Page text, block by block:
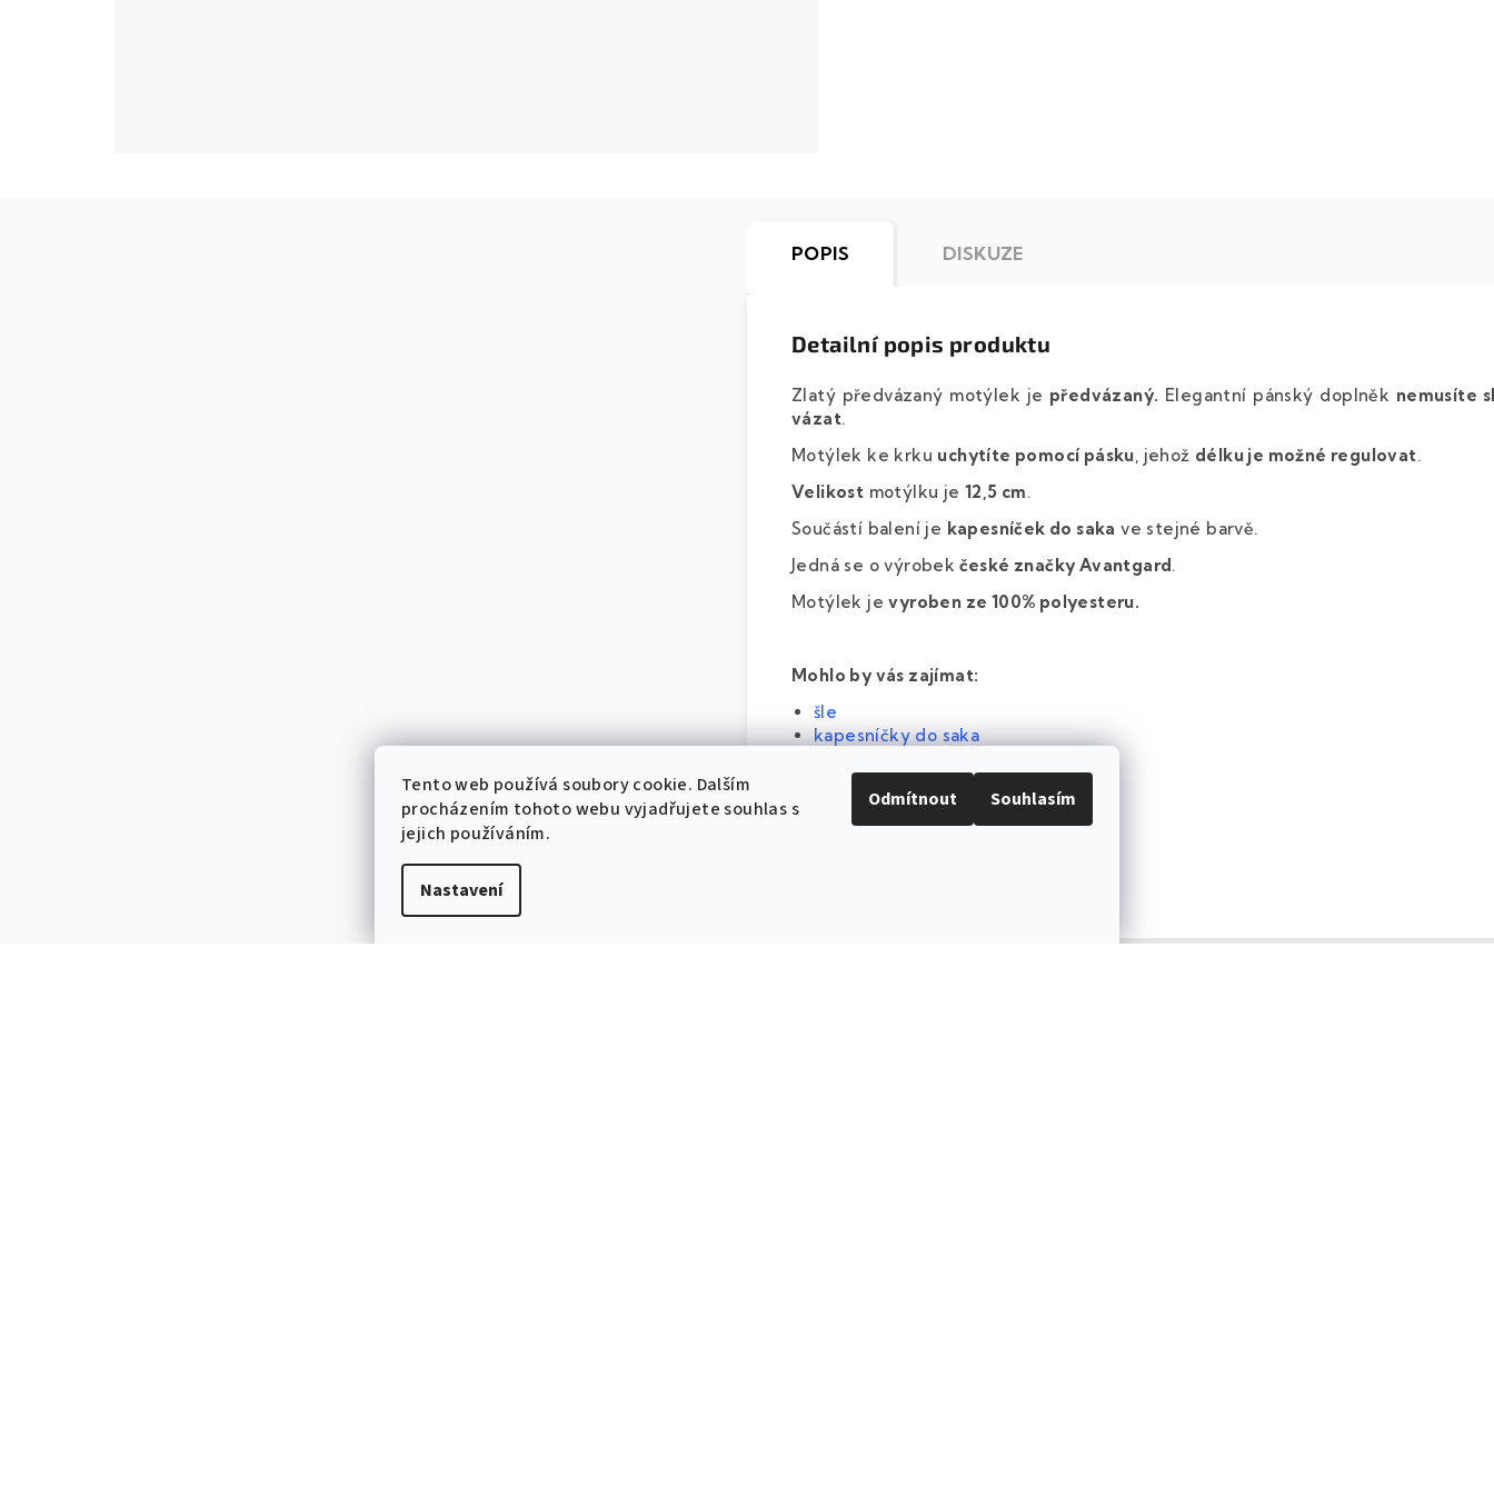
Tento web používá soubory cookie. Dalším
procházením tohoto webu vyjadřujete souhlas s
jejich používáním.
Nastavení
Odmítnout Souhlasím
POPIS DISKUZE
Detailní popis produktu
Zlatý předvázaný motýlek je předvázaný. Elegantní pánský doplněk nemusíte
vázat.
Motýlek ke krku uchytíte pomocí pásku, jehož délku je možné regulovat.
Velikost motýlku je12,5 cm.
Součástí balení je kapesníček do saka ve stejné barvě.
Jedná se o výrobek české značky Avantgard.
Motýlek jevyroben ze 100% polyesteru.
Mohlo by vás zajímat:
šle
kapesníčky do saka
smokingové pásy
chlapecké motýlky